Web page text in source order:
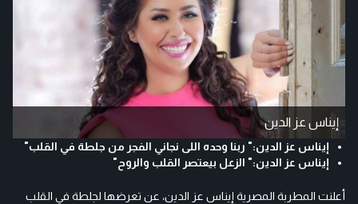
إيناس عز الدين
إيناس عز الدين:" ربنا وحده اللى نجاني الفجر من جلطة في القلب"
إيناس عز الدين:" الزعل بيعتصر القلب والروح"
أعلنت المطربة المصرية إيناس عز الدين، عن تعرضها لجلطة في القلب